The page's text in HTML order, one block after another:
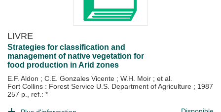
LIVRE
Strategies for classification and
management of native vegetation for
food production in Arid zones
E.F. Aldon ; C.E. Gonzales Vicente ; W.H. Moir ; et al.
Fort Collins : Forest Service U.S. Department of Agriculture ; 1987
257 p., ref.: *